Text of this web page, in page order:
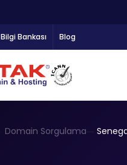
Bilgi Bankası Blog
Domain Sorgulama